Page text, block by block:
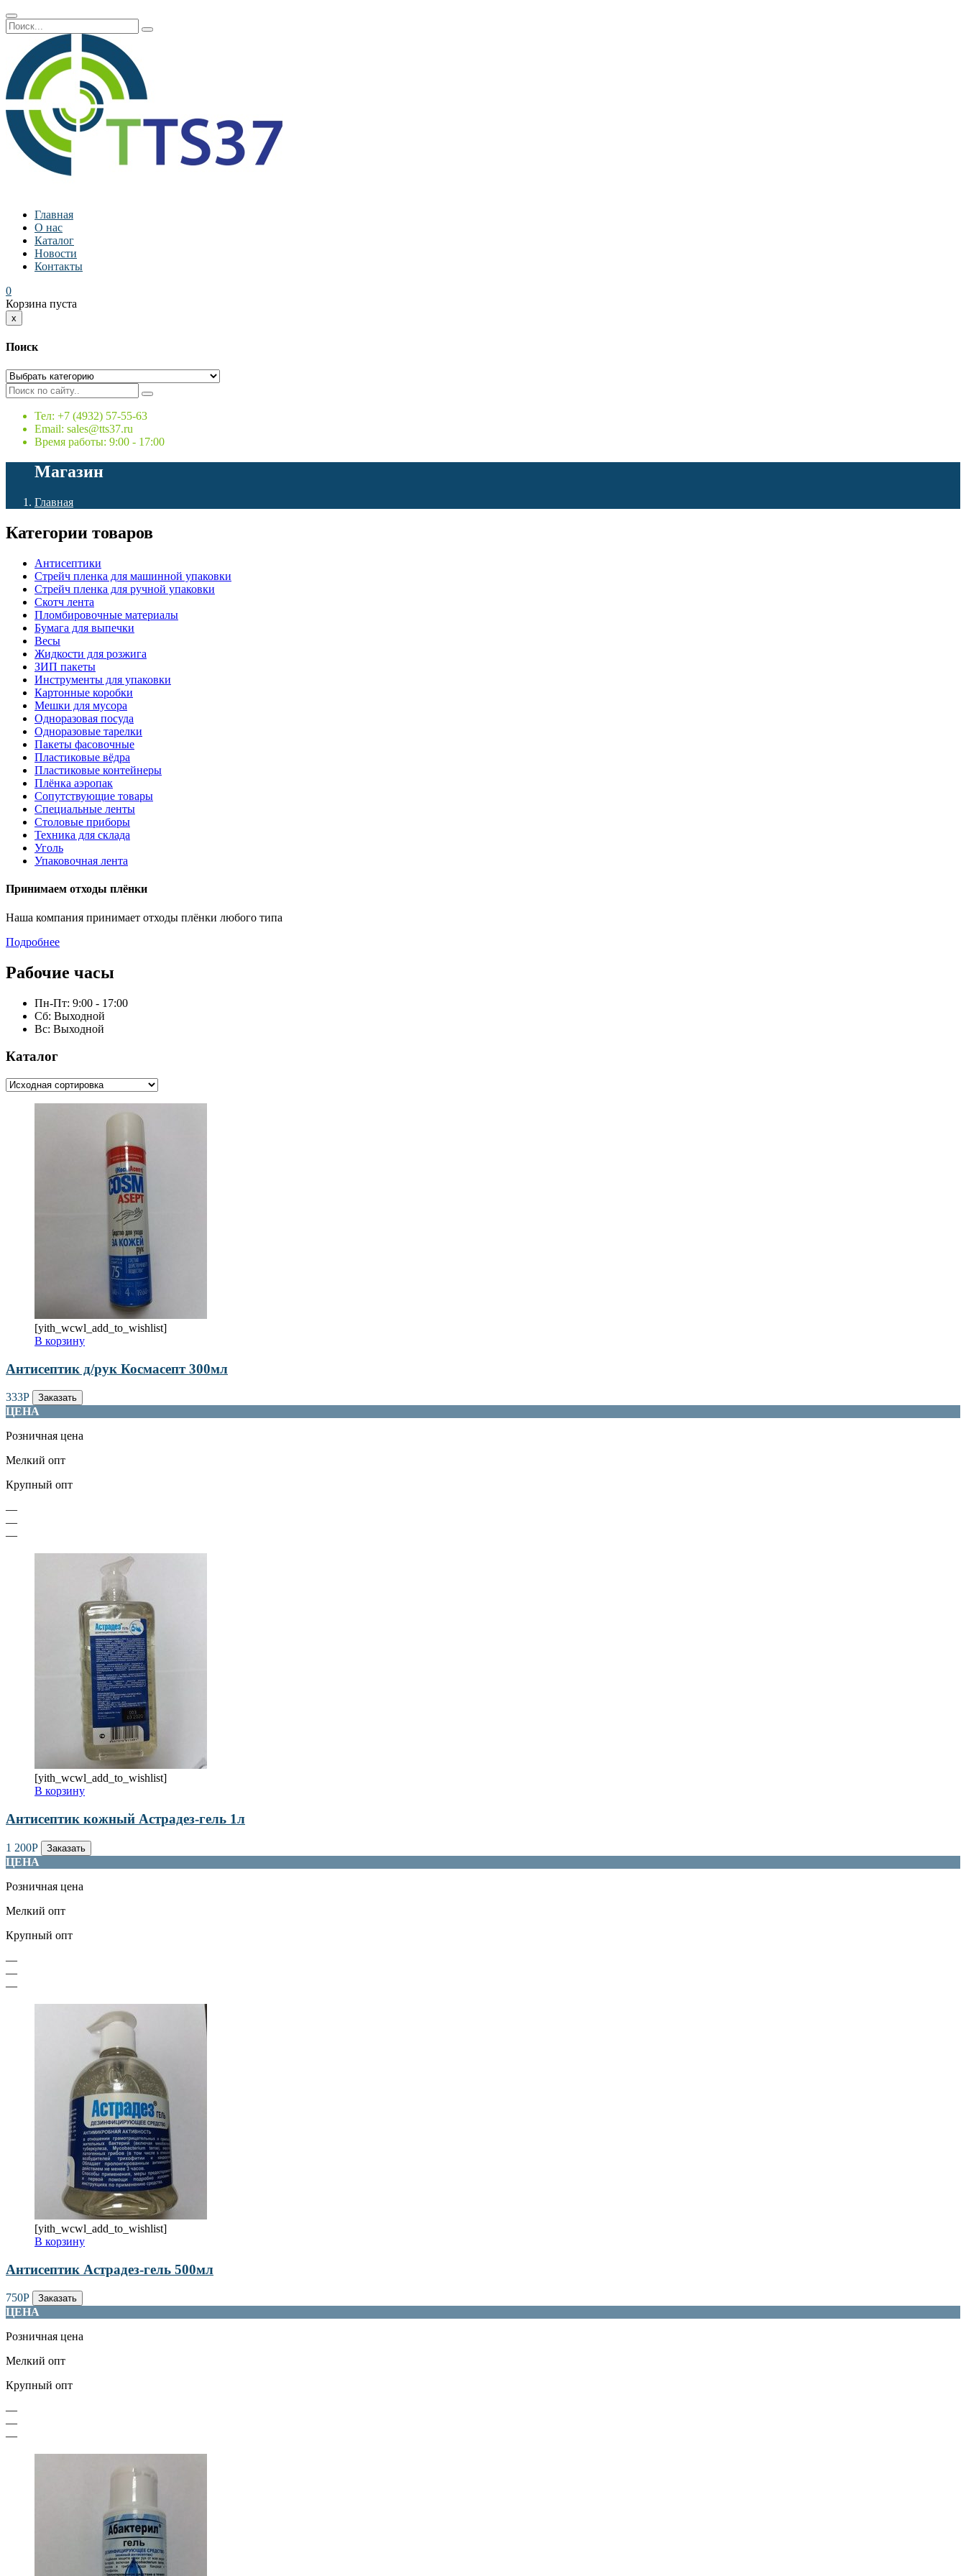
Главная
О нас
Каталог
Новости
Контакты
0
Корзина пуста
x
Поиск
Тел: +7 (4932) 57-55-63
Email: sales@tts37.ru
Время работы: 9:00 - 17:00
Магазин
Главная
Категории товаров
Антисептики
Стрейч пленка для машинной упаковки
Стрейч пленка для ручной упаковки
Скотч лента
Пломбировочные материалы
Бумага для выпечки
Весы
Жидкости для розжига
ЗИП пакеты
Инструменты для упаковки
Картонные коробки
Мешки для мусора
Одноразовая посуда
Одноразовые тарелки
Пакеты фасовочные
Пластиковые вёдра
Пластиковые контейнеры
Плёнка аэропак
Сопутствующие товары
Специальные ленты
Столовые приборы
Техника для склада
Уголь
Упаковочная лента
Принимаем отходы плёнки
Наша компания принимает отходы плёнки любого типа
Подробнее
Рабочие часы
Пн-Пт: 9:00 - 17:00
Сб: Выходной
Вс: Выходной
Каталог
[yith_wcwl_add_to_wishlist]
В корзину
Антисептик д/рук Космасепт 300мл
333Р Заказать
ЦЕНА
Розничная цена
Мелкий опт
Крупный опт
—
—
—
[yith_wcwl_add_to_wishlist]
В корзину
Антисептик кожный Астрадез-гель 1л
1 200Р Заказать
ЦЕНА
Розничная цена
Мелкий опт
Крупный опт
—
—
—
[yith_wcwl_add_to_wishlist]
В корзину
Антисептик Астрадез-гель 500мл
750Р Заказать
ЦЕНА
Розничная цена
Мелкий опт
Крупный опт
—
—
—